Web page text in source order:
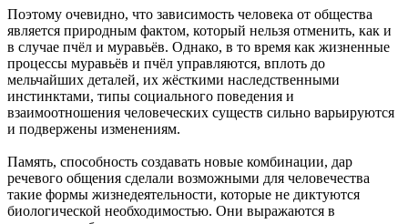
Поэтому очевидно, что зависимость человека от общества
является природным фактом, который нельзя отменить, как и
в случае пчёл и муравьёв. Однако, в то время как жизненные
процессы муравьёв и пчёл управляются, вплоть до
мельчайших деталей, их жёсткими наследственными
инстинктами, типы социального поведения и
взаимоотношения человеческих существ сильно варьируются
и подвержены изменениям.
Память, способность создавать новые комбинации, дар
речевого общения сделали возможными для человечества
такие формы жизнедеятельности, которые не диктуются
биологической необходимостью. Они выражаются в